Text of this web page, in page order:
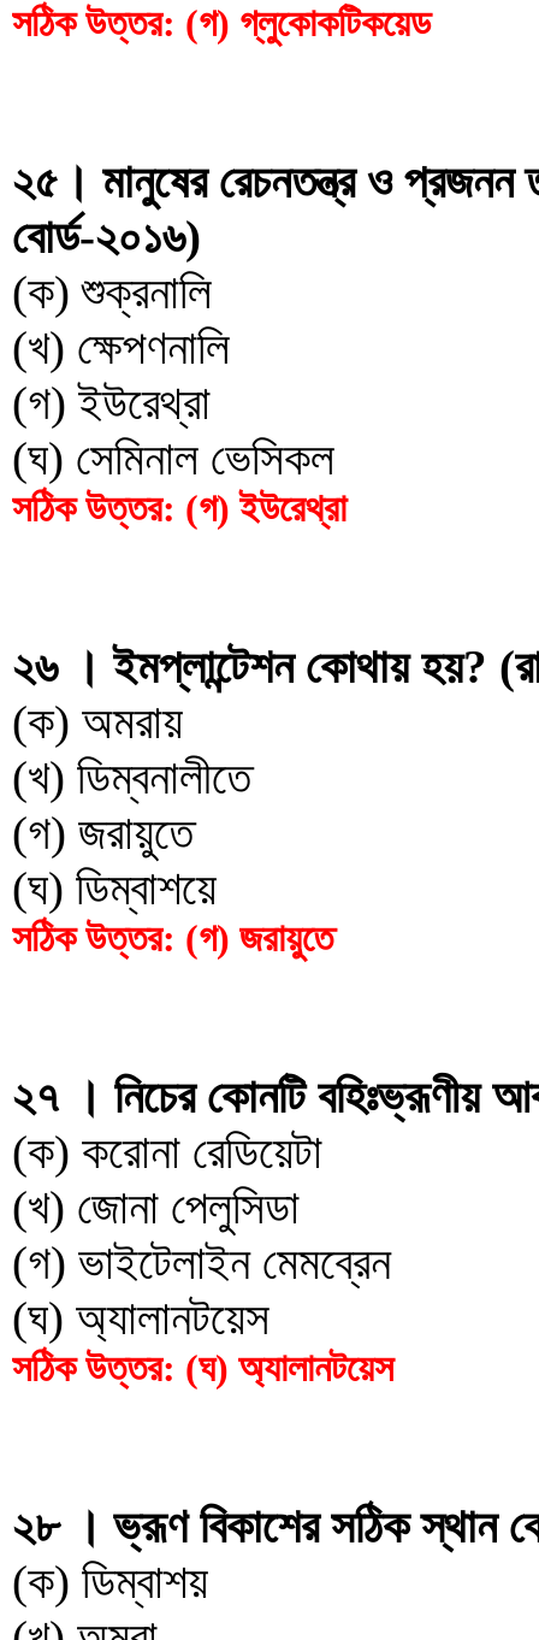
সঠিক উত্তর: (গ) গ্লুকোকটিকয়েড
২৫। মানুষের রেচনতন্ত্র ও প্রজনন
বোর্ড-২০১৬)
(ক) শুক্রনালি
(খ) ক্ষেপণনালি
(গ) ইউরেথ্রা
(ঘ) সেমিনাল ভেসিকল
সঠিক উত্তর: (গ) ইউরেথ্রা
২৬ । ইমপ্লান্টেশন কোথায় হয়?
(ক) অমরায়
(খ) ডিম্বনালীতে
(গ) জরায়ুতে
(ঘ) ডিম্বাশয়ে
সঠিক উত্তর: (গ) জরায়ুতে
২৭ । নিচের কোনটি বহিঃভ্রূণীয়
(ক) করোনা রেডিয়েটা
(খ) জোনা পেলুসিডা
(গ) ভাইটেলাইন মেমব্রেন
(ঘ) অ্যালানটয়েস
সঠিক উত্তর: (ঘ) অ্যালানটয়েস
২৮ । ভ্রূণ বিকাশের সঠিক স্থান
(ক) ডিম্বাশয়